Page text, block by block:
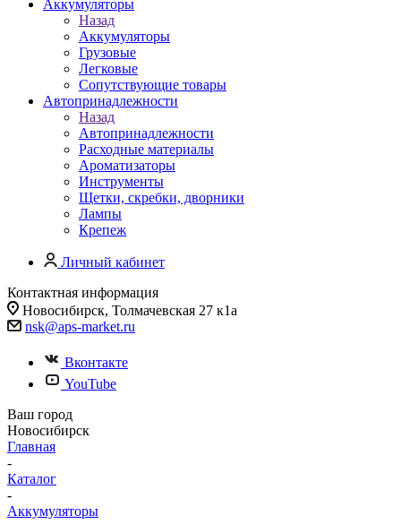
Аккумуляторы
Назад
Аккумуляторы
Грузовые
Легковые
Сопутствующие товары
Автопринадлежности
Назад
Автопринадлежности
Расходные материалы
Ароматизаторы
Инструменты
Щетки, скребки, дворники
Лампы
Крепеж
Личный кабинет
Контактная информация
Новосибирск, Толмачевская 27 к1а
nsk@aps-market.ru
Вконтакте
YouTube
Ваш город
Новосибирск
Главная
-
Каталог
-
Аккумуляторы